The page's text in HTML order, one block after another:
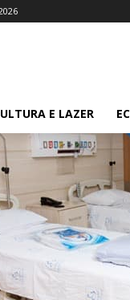
E LAZER